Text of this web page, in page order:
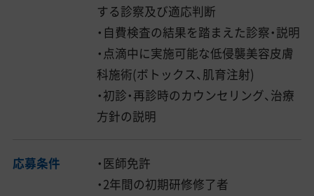
する診察及び適応判断
・自費検査の結果を踏まえた診察・説明
・点滴中に実施可能な低侵襲美容皮膚
科施術(ボトックス、肌育注射)
・初診・再診時のカウンセリング、治療
方針の説明
応募条件
・医師免許
・2年間の初期研修修了者